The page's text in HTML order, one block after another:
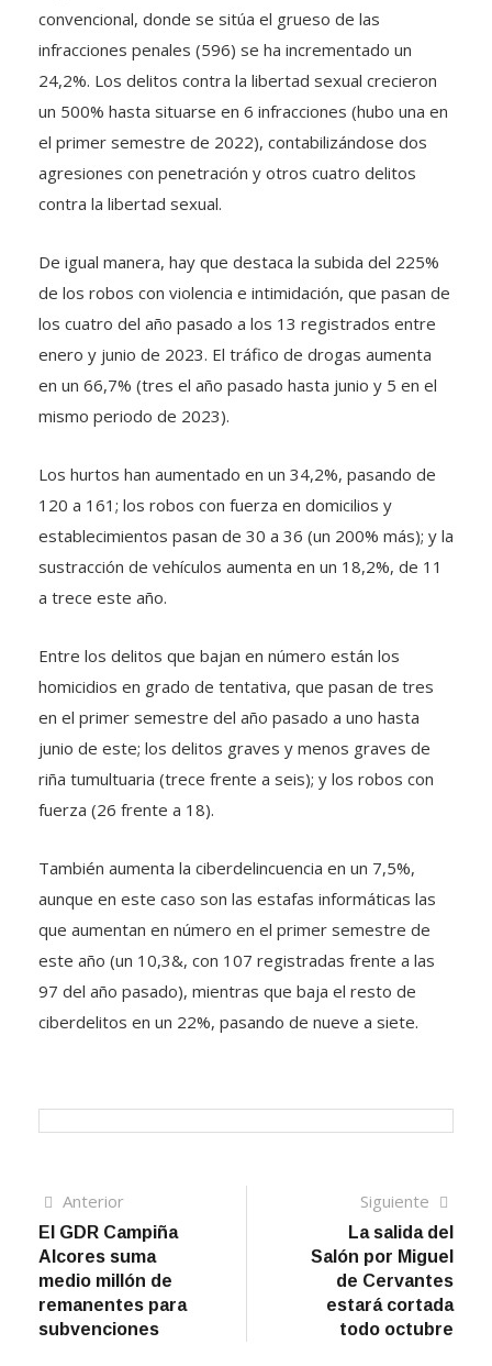
convencional, donde se sitúa el grueso de las
infracciones penales (596) se ha incrementado un
24,2%. Los delitos contra la libertad sexual crecieron
un 500% hasta situarse en 6 infracciones (hubo una en
el primer semestre de 2022), contabilizándose dos
agresiones con penetración y otros cuatro delitos
contra la libertad sexual.
De igual manera, hay que destaca la subida del 225%
de los robos con violencia e intimidación, que pasan de
los cuatro del año pasado a los 13 registrados entre
enero y junio de 2023. El tráfico de drogas aumenta
en un 66,7% (tres el año pasado hasta junio y 5 en el
mismo periodo de 2023).
Los hurtos han aumentado en un 34,2%, pasando de
120 a 161; los robos con fuerza en domicilios y
establecimientos pasan de 30 a 36 (un 200% más); y la
sustracción de vehículos aumenta en un 18,2%, de 11
a trece este año.
Entre los delitos que bajan en número están los
homicidios en grado de tentativa, que pasan de tres
en el primer semestre del año pasado a uno hasta
junio de este; los delitos graves y menos graves de
riña tumultuaria (trece frente a seis); y los robos con
fuerza (26 frente a 18).
También aumenta la ciberdelincuencia en un 7,5%,
aunque en este caso son las estafas informáticas las
que aumentan en número en el primer semestre de
este año (un 10,3&, con 107 registradas frente a las
97 del año pasado), mientras que baja el resto de
ciberdelitos en un 22%, pasando de nueve a siete.
Navegación
de
entradas
AnteriorArtículo
anterior
El GDR Campiña
Alcores suma
medio millón de
remanentes para
subvenciones
Siguiente
La salida del
Salón por Miguel
de Cervantes
estará cortada
todo octubre